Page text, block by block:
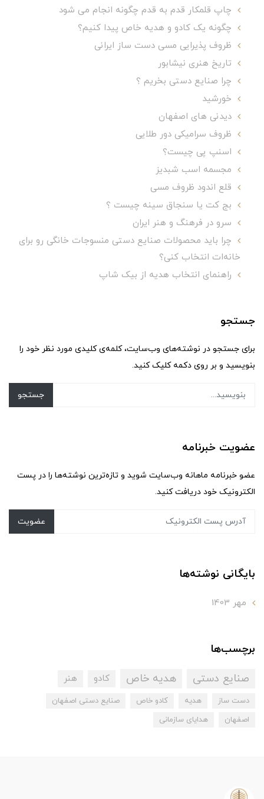
چاپ قلمکار قدم به قدم چگونه انجام می شود
چگونه یک کادو و هدیه خاص پیدا کنیم؟
ظروف پذیرایی مسی دست ساز ایرانی
تاریخ هنری نیشابور
چرا صنایع دستی بخریم ؟
خورشید
دیدنی های اصفهان
ظروف سرامیکی دور طلایی
اسنپ پی چیست؟
مجسمه اسب شبدیز
قلع اندود ظروف مسی
بج کت یا سنجاق سینه چیست ؟
سرو در فرهنگ و هنر ایران
چرا باید محصولات صنایع دستی منسوجات خانگی رو برای
خانه‌ات انتخاب کنی؟
راهنمای انتخاب هدیه از بیک شاپ
جستجو
برای جستجو در نوشته‌های وب‌سایت، کلمه‌ی کلیدی مورد نظر خود را
بنویسید و بر روی دکمه کلیک کنید.
جستجو
عضویت خبرنامه
عضو خبرنامه ماهانه وب‌سایت شوید و تازه‌ترین نوشته‌ها را در پست
الکترونیک خود دریافت کنید.
عضویت
بایگانی نوشته‌ها
مهر 1403
برچسب‌ها
صنایع دستی
هدیه خاص کادو هنر
دست ساز هدیه کادو خاص
صنایع دستی اصفهان
اصفهان
هدایای سازمانی